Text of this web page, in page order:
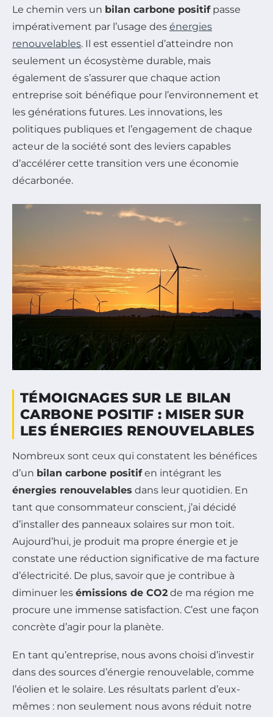
Le chemin vers un bilan carbone positifpasse
impérativement par l’usage des énergies
renouvelables. Il est essentiel d’atteindre non
seulement un écosystème durable, mais
également de s’assurer que chaque action
entreprise soit bénéfique pour l’environnement et
les générations futures. Les innovations, les
politiques publiques et l’engagement de chaque
acteur de la société sont des leviers capables
d’accélérer cette transition vers une économie
décarbonée.
TÉMOIGNAGES SUR LE BILAN
CARBONE POSITIF : MISER SUR
LES ÉNERGIES RENOUVELABLES
Nombreux sont ceux qui constatent les bénéfices
d’un bilan carbone positifen intégrant les
énergies renouvelables dans leur quotidien. En
tant que consommateur conscient, j’ai décidé
d’installer des panneaux solaires sur mon toit.
Aujourd’hui, je produit ma propre énergie et je
constate une réduction significative de ma facture
d’électricité. De plus, savoir que je contribue à
diminuer les émissions de CO2 de ma région me
procure une immense satisfaction. C’est une façon
concrète d’agir pour la planète.
En tant qu’entreprise, nous avons choisi d’investir
dans des sources d’énergie renouvelable, comme
l’éolien et le solaire. Les résultats parlent d’eux-
mêmes : non seulement nous avons réduit notre